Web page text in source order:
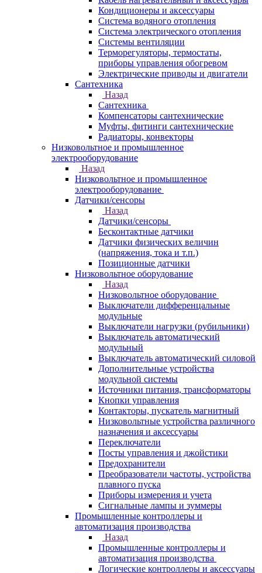
Кондиционеры и аксессуары
Система водяного отопления
Система электрического отопления
Системы вентиляции
Терморегуляторы, термостаты,
приборы управления обогревом
Электрические приводы и двигатели
Сантехника
Назад
Сантехника
Компенсаторы сантехнические
Муфты, фитинги сантехнические
Радиаторы, конвекторы
Низковольтное и промышленное
электрооборудование
Назад
Низковольтное и промышленное
электрооборудование
Датчики/сенсоры
Назад
Датчики/сенсоры
Бесконтактные датчики
Датчики физических величин
(напряжения, тока и т.п.)
Позиционные датчики
Низковольтное оборудование
Назад
Низковольтное оборудование
Выключатели дифференцальные
модульные
Выключатели нагрузки (рубильники)
Выключатель автоматический
модульный
Выключатель автоматический силовой
Дополнительные устройства
модульной системы
Источники питания, трансформаторы
Кнопки управления
Контакторы, пускатель магнитный
Низковольтные устройства различного
назначения и аксессуары
Переключатели
Посты управления и джойстики
Предохранители
Преобразователи частоты, устройства
плавного пуска
Приборы измерения и учета
Сигнальные лампы и зуммеры
Промышленные контроллеры и
автоматизация производства
Назад
Промышленные контроллеры и
автоматизация производства
Логические контроллеры и аксессуары